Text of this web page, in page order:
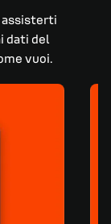
assisterti
dati del
vuoi.